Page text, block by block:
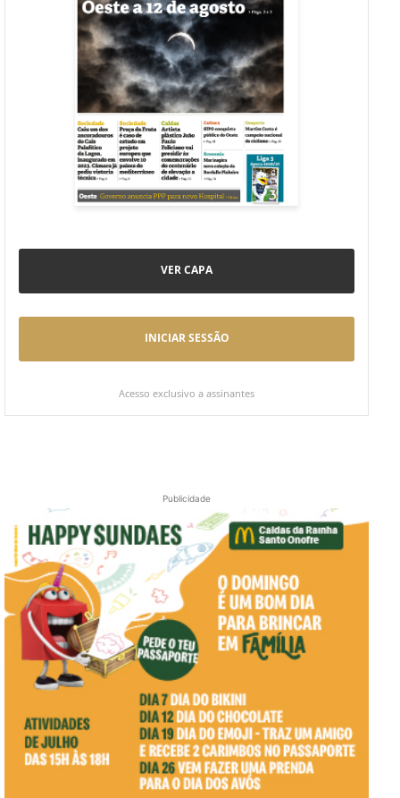
VER CAPA
INICIAR SESSÃO
Acesso exclusivo a assinantes
Publicidade